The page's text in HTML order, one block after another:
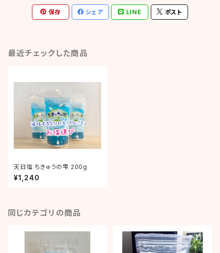
保存 シェア LINE ポスト
最近チェックした商品
天日塩 ちきゅうの雫 200g
¥1,240
同じカテゴリの商品